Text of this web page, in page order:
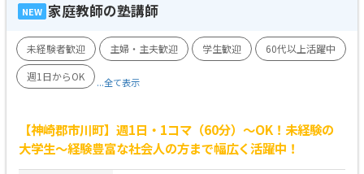
NEW 家庭教師の塾講師
未経験者歓迎 主婦・主夫歓迎 学生歓迎
60代以上活躍中
週1日からOK
...全て表示
【神崎郡市川町】週1日・1コマ（60分）～OK！未経験の
大学生～経験豊富な社会人の方まで幅広く活躍中！